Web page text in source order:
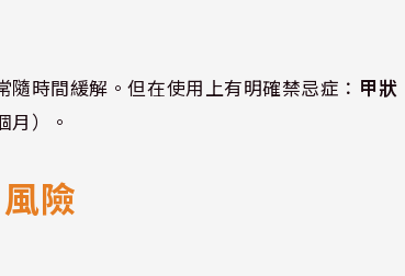
時間緩解。但在使用上有明確禁忌症： 甲狀
月）。
險